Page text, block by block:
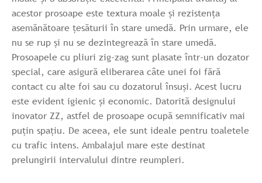
acestor prosoape este textura moale și rezistența
asemănătoare țesăturii în stare umedă. Prin urmare, ele
nu se rup și nu se dezintegrează în stare umedă.
Prosoapele cu pliuri zig-zag sunt plasate într-un dozator
special, care asigură eliberarea câte unei foi fără
contact cu alte foi sau cu dozatorul însuși. Acest lucru
este evident igienic și economic. Datorită designului
inovator ZZ, astfel de prosoape ocupă semnificativ mai
puțin spațiu. De aceea, ele sunt ideale pentru toaletele
cu trafic intens. Ambalajul mare este destinat
prelungirii intervalului dintre reumpleri.